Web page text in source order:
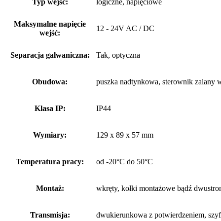
Maksymalne napięcie
wejść:
12 - 24V AC / DC
Separacja galwaniczna: Tak, optyczna
Obudowa: puszka nadtynkowa, sterownik zalany
Klasa IP: IP44
Wymiary: 129 x 89 x 57 mm
Temperatura pracy: od -20°C do 50°C
Montaż: wkręty, kołki montażowe bądź
Transmisja: dwukierunkowa z potwierdzeniem,